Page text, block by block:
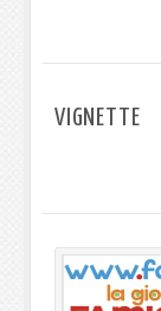
VIGNETTE